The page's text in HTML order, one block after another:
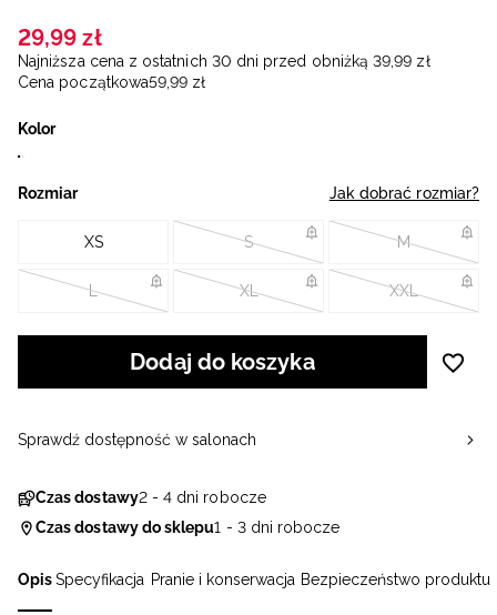
OpisSpecyfikacja Pranie i konserwacja Bezpieczeństwo produktu
29,99 zł
Najniższa cena z ostatnich 30 dni przed obniżką 39,99 zł
Cena początkowa59,99 zł
Kolor
Rozmiar Jak dobrać rozmiar?
XS S M
L XL XXL
Dodaj do koszyka
Czas dostawy2 - 4 dni robocze
Czas dostawy do sklepu1 - 3 dni robocze
Sprawdź dostępność w salonach